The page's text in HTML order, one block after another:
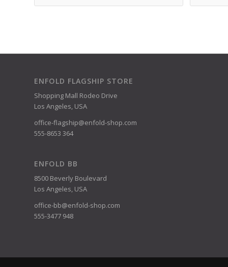
ENFOLD FLAGSHIP STORE
Shopping Mall Rodeo Drive
Los Angeles, USA
office-flagship@enfold-shop.com
555-8653 364
ENFOLD BB
8500 Beverly Boulevard
Los Angeles, USA
office-bb@enfold-shop.com
555-3477 948